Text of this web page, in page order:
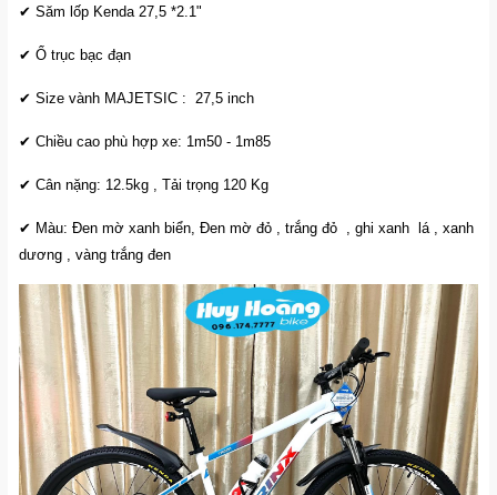
✔ Săm lốp Kenda 27,5 *2.1"
✔ Ổ trục bạc đạn
✔ Size vành MAJETSIC : 27,5 inch
✔ Chiều cao phù hợp xe: 1m50 - 1m85
✔ Cân nặng: 12.5kg , Tải trọng 120 Kg
✔ Màu: Đen mờ xanh biển, Đen mờ đỏ , trắng đỏ , ghi xanh lá , xanh
dương , vàng trắng đen